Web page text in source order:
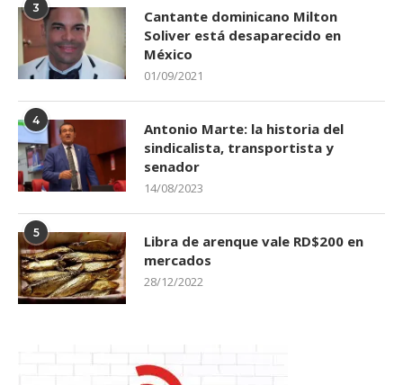
3
Cantante dominicano Milton
Soliver está desaparecido en
México
01/09/2021
4
Antonio Marte: la historia del
sindicalista, transportista y
senador
14/08/2023
5
Libra de arenque vale RD$200 en
mercados
28/12/2022